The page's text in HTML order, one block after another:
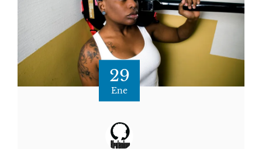
29
Ene